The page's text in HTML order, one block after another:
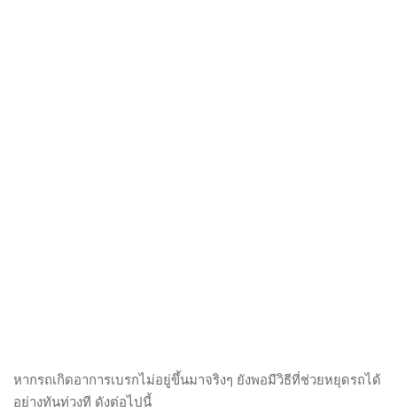
หากรถเกิดอาการเบรกไม่อยู่ขึ้นมาจริงๆ ยังพอมีวิธีที่ช่วยหยุดรถได้
อย่างทันท่วงที ดังต่อไปนี้